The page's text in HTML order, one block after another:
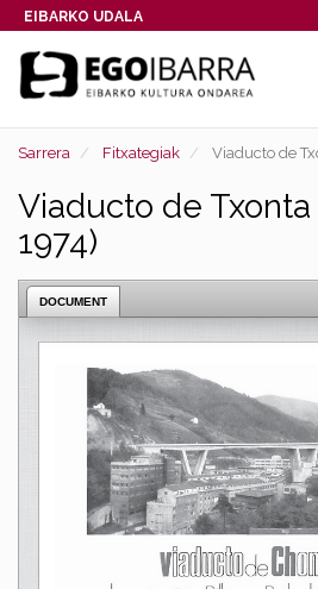
EIBARKO UDALA
Sarrera Fitxategiak Viaducto de
Viaducto de Txonta
1974)
DOCUMENT